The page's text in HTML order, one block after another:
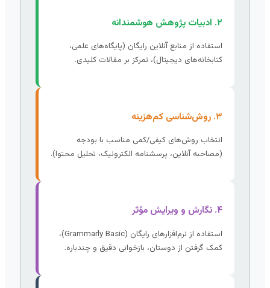
استفاده از منابع آنلاین رایگان (پایگاه‌های علمی،
کتابخانه‌های دیجیتال)، تمرکز بر مقالات کلیدی.
انتخاب روش‌های کیفی/کمی مناسب با بودجه
(مصاحبه آنلاین، پرسشنامه الکترونیک، تحلیل محتوا).
استفاده از نرم‌افزارهای رایگان (Grammarly Basic)،
کمک گرفتن از دوستان، بازخوانی دقیق و چندباره.